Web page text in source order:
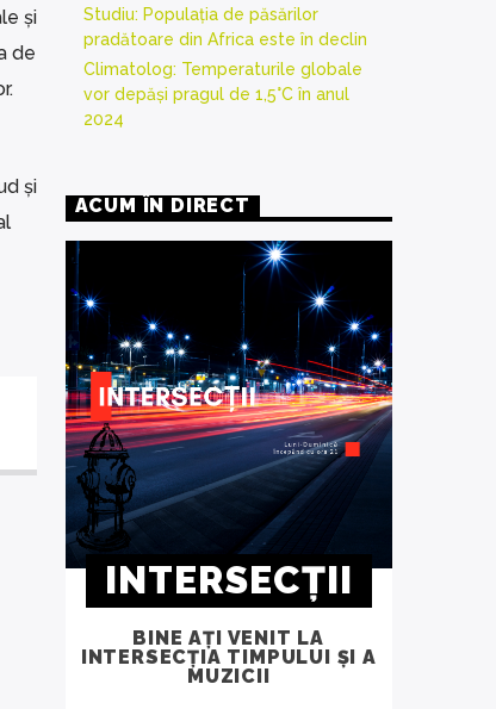
și
de
și
Studiu: Populația de păsărilor
pradătoare din Africa este în declin
Climatolog: Temperaturile globale
vor depăși pragul de 1,5°C în anul
2024
ACUM ÎN DIRECT
INTERSECȚII
BINE AȚI VENIT LA
INTERSECȚIA TIMPULUI ȘI A
MUZICII